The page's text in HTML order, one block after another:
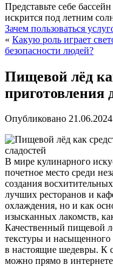
Представьте себе
искрится под летним
Зачем пользоваться
« Какую роль играет
безопасности людей?
Пищевой лёд
приготовления
Опубликовано 21.06.2024
В мире кулинарного
почетное место среди
создания
лучших ресторанов и
охлаждения, но и как
изысканных лакомств,
Качественный пищевой
текстуры и
в настоящие шедевры. К
можно прямо в